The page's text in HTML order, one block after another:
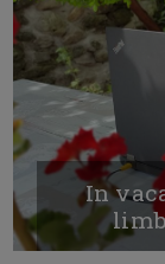
In